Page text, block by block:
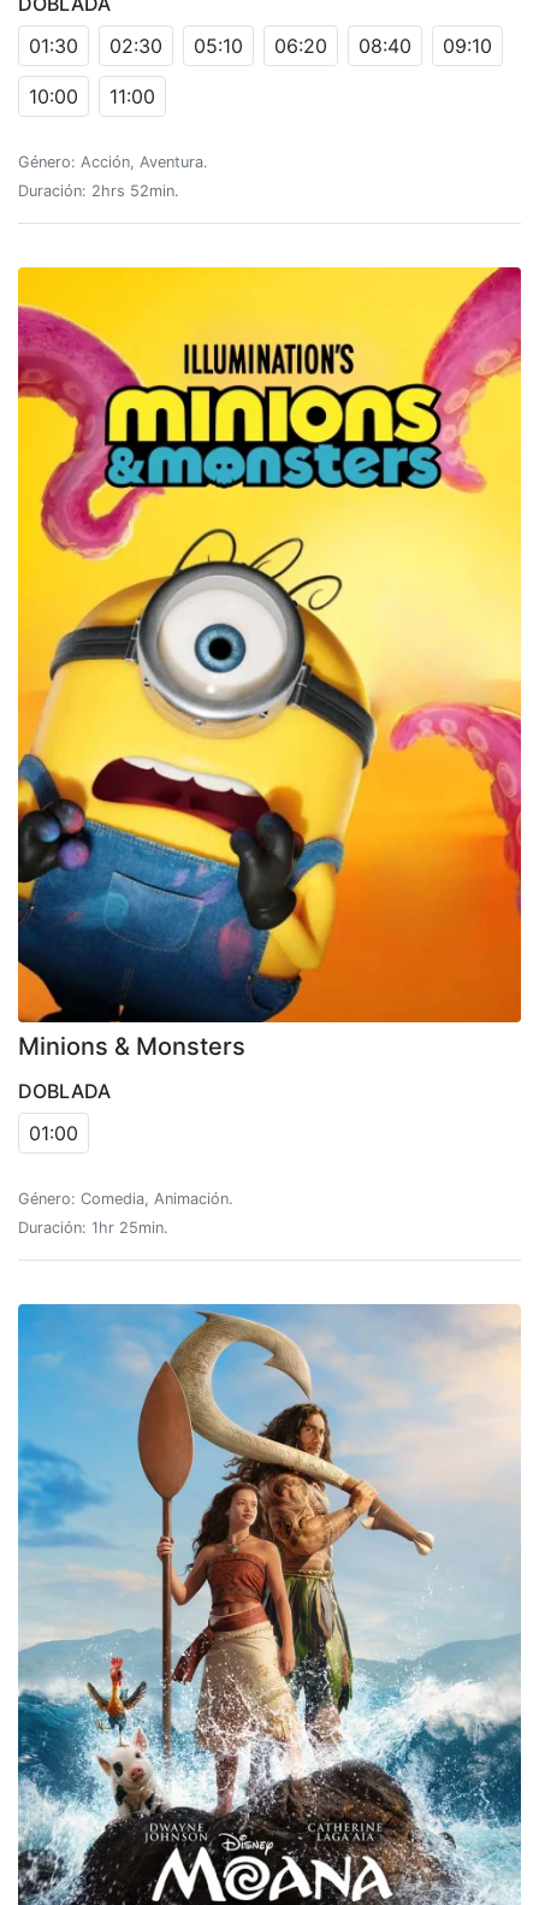
01:30
02:30 05:10 06:20 08:40 09:10
10:00 11:00
Género: Acción, Aventura.
Duración: 2hrs 52min.
Minions & Monsters
DOBLADA
01:00
Género: Comedia, Animación.
Duración: 1hr 25min.